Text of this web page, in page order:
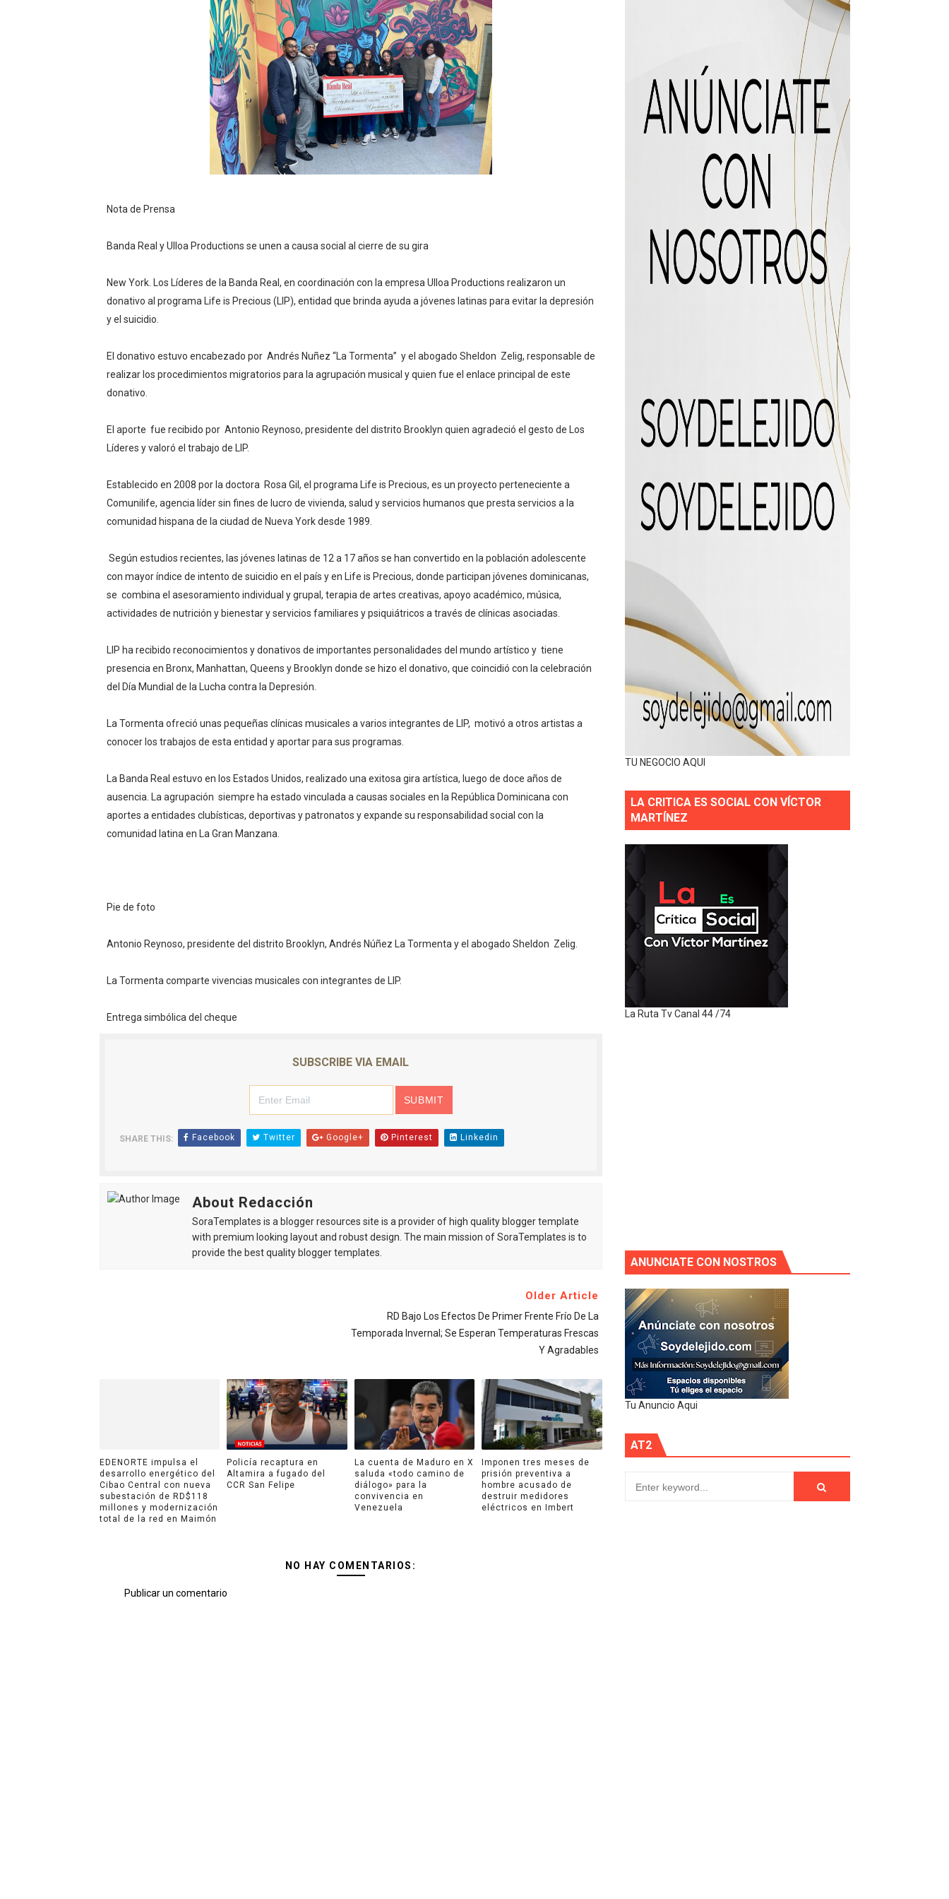
Autoridades indagan muerte de mujer en La Zurza, Distrito Nacional
Accidente en Verón deja un motorista fallecido y otra persona herida
Policía recaptura en Altamira a fugado del CCR San Felipe
Coraasan construye parque solar de un megavatio para la planta de tratamiento de aguas residuales de Rafey
Irán apuesta por resistencia en disputa con Estados Unidos
Nota de Prensa
Banda Real y Ulloa Productions se unen a causa social al cierre de su gira
New York. Los Líderes de la Banda Real, en coordinación con la empresa Ulloa Productions realizaron un
donativo al programa Life is Precious (LIP), entidad que brinda ayuda a jóvenes latinas para evitar la depresión
y el suicidio.
El donativo estuvo encabezado por Andrés Nuñez “La Tormenta” y el abogado Sheldon Zelig, responsable de
realizar los procedimientos migratorios para la agrupación musical y quien fue el enlace principal de este
donativo.
El aporte fue recibido por Antonio Reynoso, presidente del distrito Brooklyn quien agradeció el gesto de Los
Líderes y valoró el trabajo de LIP.
Establecido en 2008 por la doctora Rosa Gil, el programa Life is Precious, es un proyecto perteneciente a
Comunilife, agencia líder sin fines de lucro de vivienda, salud y servicios humanos que presta servicios a la
comunidad hispana de la ciudad de Nueva York desde 1989.
Según estudios recientes, las jóvenes latinas de 12 a 17 años se han convertido en la población adolescente
con mayor índice de intento de suicidio en el país y en Life is Precious, donde participan jóvenes dominicanas,
se combina el asesoramiento individual y grupal, terapia de artes creativas, apoyo académico, música,
actividades de nutrición y bienestar y servicios familiares y psiquiátricos a través de clínicas asociadas.
LIP ha recibido reconocimientos y donativos de importantes personalidades del mundo artístico y tiene
presencia en Bronx, Manhattan, Queens y Brooklyn donde se hizo el donativo, que coincidió con la celebración
del Día Mundial de la Lucha contra la Depresión.
La Tormenta ofreció unas pequeñas clínicas musicales a varios integrantes de LIP, motivó a otros artistas a
conocer los trabajos de esta entidad y aportar para sus programas.
La Banda Real estuvo en los Estados Unidos, realizado una exitosa gira artística, luego de doce años de
ausencia. La agrupación siempre ha estado vinculada a causas sociales en la República Dominicana con
aportes a entidades clubísticas, deportivas y patronatos y expande su responsabilidad social con la
comunidad latina en La Gran Manzana.
Pie de foto
Antonio Reynoso, presidente del distrito Brooklyn, Andrés Núñez La Tormenta y el abogado Sheldon Zelig.
La Tormenta comparte vivencias musicales con integrantes de LIP.
Entrega simbólica del cheque
SUBSCRIBE VIA EMAIL
SHARE THIS: Facebook Twitter Google+ Pinterest Linkedin
About Redacción
SoraTemplates is a blogger resources site is a provider of high quality blogger template
with premium looking layout and robust design. The main mission of SoraTemplates is to
provide the best quality blogger templates.
Older Article
RD Bajo Los Efectos De Primer Frente Frío De La
Temporada Invernal; Se Esperan Temperaturas Frescas
Y Agradables
EDENORTE impulsa el
desarrollo energético del
Cibao Central con nueva
subestación de RD$118
millones y modernización
total de la red en Maimón
Policía recaptura en
Altamira a fugado del
CCR San Felipe
La cuenta de Maduro en X
saluda «todo camino de
diálogo» para la
convivencia en
Venezuela
Imponen tres meses de
prisión preventiva a
hombre acusado de
destruir medidores
eléctricos en Imbert
NO HAY COMENTARIOS:
Publicar un comentario
TU NEGOCIO AQUI
LA CRITICA ES SOCIAL CON VÍCTOR
MARTÍNEZ
La Ruta Tv Canal 44 /74
ANUNCIATE CON NOSTROS
Tu Anuncio Aqui
AT2